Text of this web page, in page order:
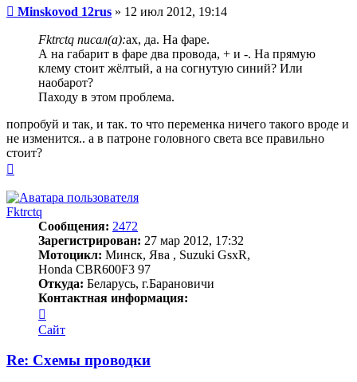
Сообщение
Minskovod 12rus » 12 июл 2012, 19:14
Fktrctq писал(а):ах, да. На фаре.
А на габарит в фаре два провода, + и -. На прямую
клему стоит жёлтый, а на согнутую синий? Или
наобарот?
Паходу в этом проблема.
попробуй и так, и так. то что переменка ничего такого вроде и
не изменится.. а в патроне головного света все правильно
стоит?
началу
Fktrctq
Сообщения: 2472
Зарегистрирован: 27 мар 2012, 17:32
Мотоцикл: Минск, Ява , Suzuki GsxR,
Honda CBR600F3 97
Откуда: Беларусь, г.Барановичи
Контактная информация:
информация
пользователя
Сайт
Re: Схемы проводки